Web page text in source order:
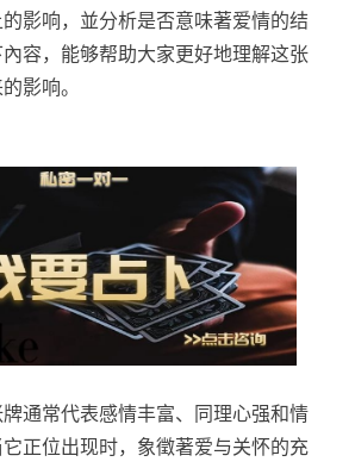
影响，並分析是否意味著爱情的结
容，能够帮助大家更好地理解这张
影响。
牌通常代表感情丰富、同理心强和情
正位出现时，象徵著爱与关怀的充